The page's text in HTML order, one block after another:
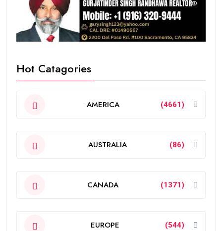
Hot Catagories
AMERICA (4661)
AUSTRALIA (86)
CANADA (1371)
EUROPE (544)